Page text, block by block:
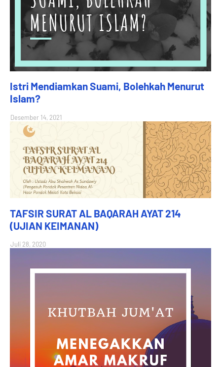
Istri Mendiamkan Suami, Bolehkah Menurut
Islam?
Desember 14, 2021
TAFSIR SURAT AL BAQARAH AYAT 214
(UJIAN KEIMANAN)
Juli 28, 2020